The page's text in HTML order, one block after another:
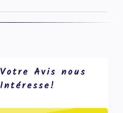
Votre Avis nous
Intéresse!